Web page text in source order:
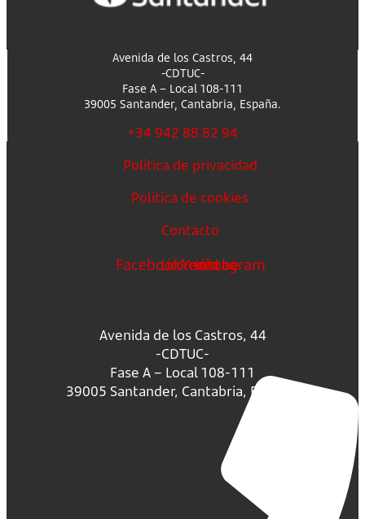
Avenida de los Castros, 44
-CDTUC-
Fase A – Local 108-111
39005 Santander, Cantabria, España.
+34 942 88 82 94
Política de privacidad
Política de cookies
Contacto
FacebookLinkedin
Youtube
Instagram
Avenida de los Castros, 44
-CDTUC-
Fase A – Local 108-111
39005 Santander, Cantabria, España.